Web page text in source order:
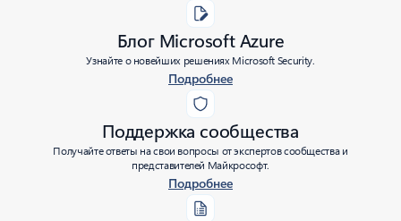
Блог Microsoft Azure
Узнайте о новейших решениях Microsoft Security.
Подробнее
Поддержка сообщества
Получайте ответы на свои вопросы от экспертов сообщества и
представителей Майкрософт.
Подробнее